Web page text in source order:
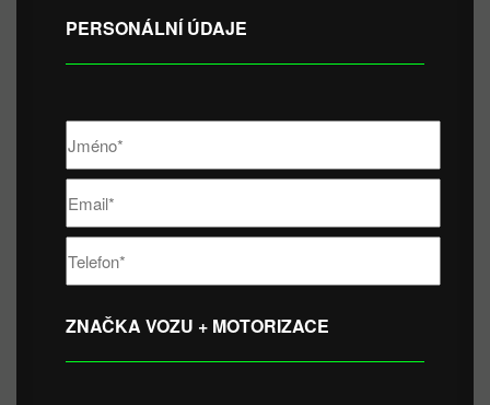
PERSONÁLNÍ ÚDAJE
ZNAČKA VOZU + MOTORIZACE